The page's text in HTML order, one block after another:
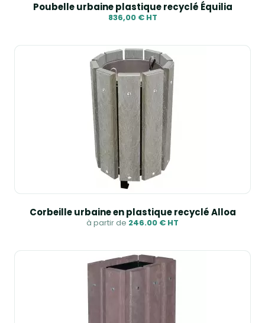
Poubelle urbaine plastique recyclé Équilia
836,00 € HT
Corbeille urbaine en plastique recyclé Alloa
à partir de 246.00 € HT